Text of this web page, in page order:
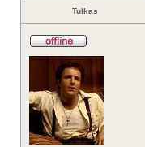
Tulkas